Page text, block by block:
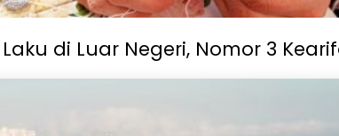
di Luar Negeri, Nomor 3